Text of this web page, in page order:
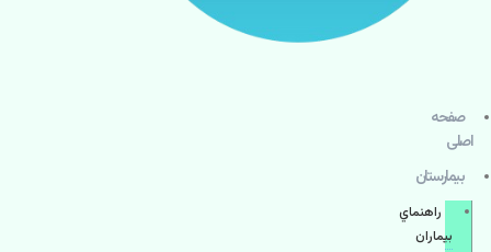
صفحه
اصلی
بيمارستان
راهنماي
بیماران